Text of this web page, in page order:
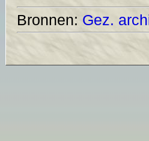
Bronnen: Gez.